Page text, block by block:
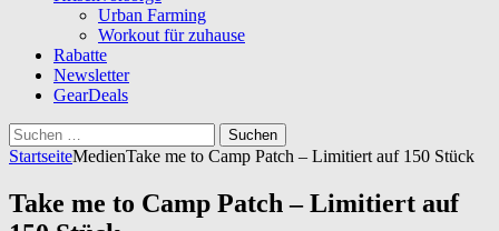
Urban Farming
Workout für zuhause
Rabatte
Newsletter
GearDeals
Suchen
nach:
StartseiteMedienTake me to Camp Patch – Limitiert auf 150 Stück
Take me to Camp Patch – Limitiert auf